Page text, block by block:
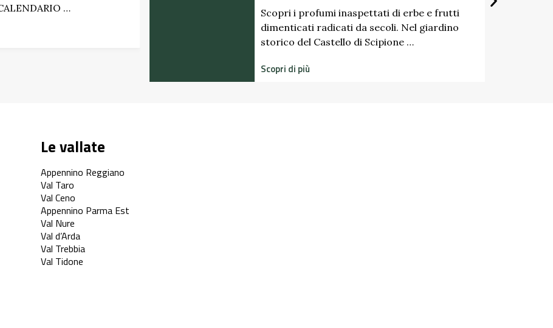
Scopri i profumi inaspettati di erbe e frutti
dimenticati radicati da secoli. Nel giardino
storico del Castello di Scipione …
Le vallate
Appennino Reggiano
Val Taro
Val Ceno
Appennino Parma Est
Val Nure
Val d’Arda
Val Trebbia
Val Tidone